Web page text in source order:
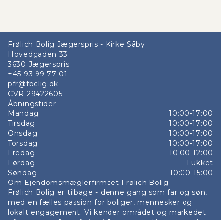
Frølich Bolig Jægerspris - Kirke Såby
Hovedgaden 33
3630 Jægerspris
+45 93 99 77 01
pfr@fbolig.dk
CVR 29422605
Åbningstider
Mandag
10:00-17:00
Tirsdag
10:00-17:00
Onsdag
10:00-17:00
Torsdag
10:00-17:00
Fredag
10:00-12:00
Lørdag
Lukket
Søndag
10:00-15:00
Om Ejendomsmæglerfirmaet Frølich Bolig
Frølich Bolig er tilbage - denne gang som far og søn,
med en fælles passion for boliger, mennesker og
lokalt engagement. Vi kender området og markedet